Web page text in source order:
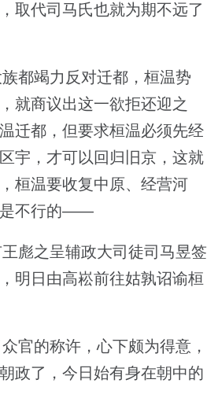
取代司马氏也就为期不远了
都竭力反对迁都，桓温势
就商议出这一欲拒还迎之
迁都，但要求桓温必须先经
宇，才可以回归旧京，这就
桓温要收复中原、经营河
是不行的——
彪之呈辅政大司徒司马昱签
明日由高崧前往姑孰诏谕桓
官的称许，心下颇为得意，
政了，今日始有身在朝中的